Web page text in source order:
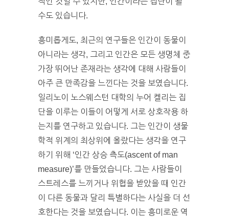
수도 있습니다.
흥미롭게도, 최근의 연구들은 인간이 동물이
아니라는 생각, 그리고 인간은 모든 생명체 중
가장 뛰어난 존재라는 생각에 대해 사람들이
아주 큰 만족감을 느낀다는 것을 보였습니다.
일리노이 노스웨스턴 대학의 누어 켈리는 집
단을 이루는 이들이 어떻게 서로 상호작용 하
는지를 연구하고 있습니다. 그는 인간이 생물
학적 위계의 최상위에 올랐다는 생각을 연구
하기 위해 ‘인간 상승 측도(ascent of man
measure)’를 만들었습니다. 그는 사람들이
스트레스를 느끼거나 위협을 받았을 때 인간
이 다른 동물과 달리 특별하다는 사실을 더 선
호한다는 것을 보였습니다. 이는 흥미로운 역